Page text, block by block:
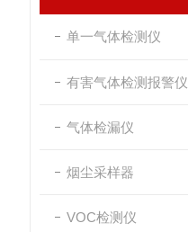
单一气体检测仪
有害气体检测报警仪
气体检漏仪
烟尘采样器
VOC检测仪